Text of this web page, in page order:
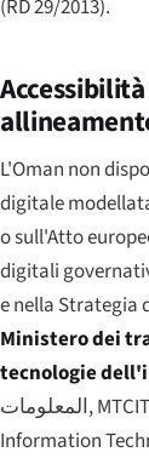
(RD 29/2013).
L'Oman non
digitale
o sull'Atto
digitali
e nella Strategia
Ministero dei
tecnologie
المعلومات,
Information